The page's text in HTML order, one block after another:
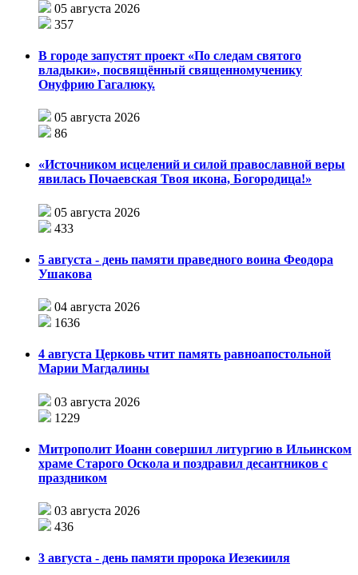
05 августа 2026
357
В городе запустят проект «По следам святого
владыки», посвящённый священномученику
Онуфрию Гагалюку.
05 августа 2026
86
«Источником исцелений и силой православной веры
явилась Почаевская Твоя икона, Богородица!»
05 августа 2026
433
5 августа - день памяти праведного воина Феодора
Ушакова
04 августа 2026
1636
4 августа Церковь чтит память равноапостольной
Марии Магдалины
03 августа 2026
1229
Митрополит Иоанн совершил литургию в Ильинском
храме Старого Оскола и поздравил десантников с
праздником
03 августа 2026
436
3 августа - день памяти пророка Иезекииля